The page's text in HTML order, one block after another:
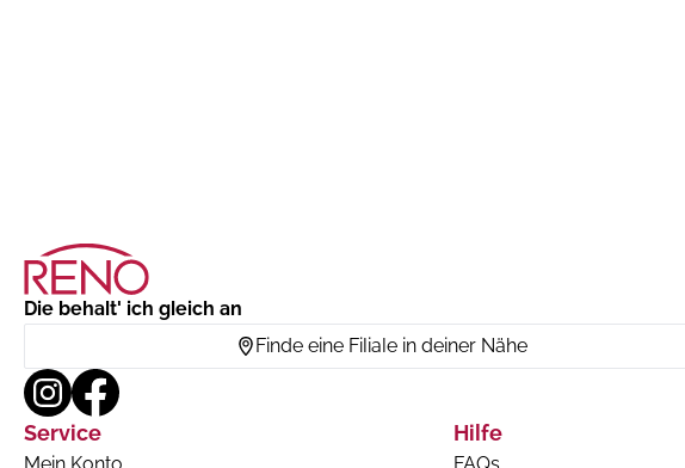
Die behalt' ich gleich an
Finde eine Filiale in deiner Nähe
Service Hilfe